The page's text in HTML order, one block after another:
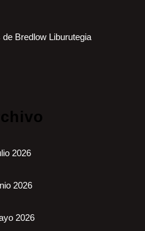
Bredlow Liburutegia
2026
2026
2026